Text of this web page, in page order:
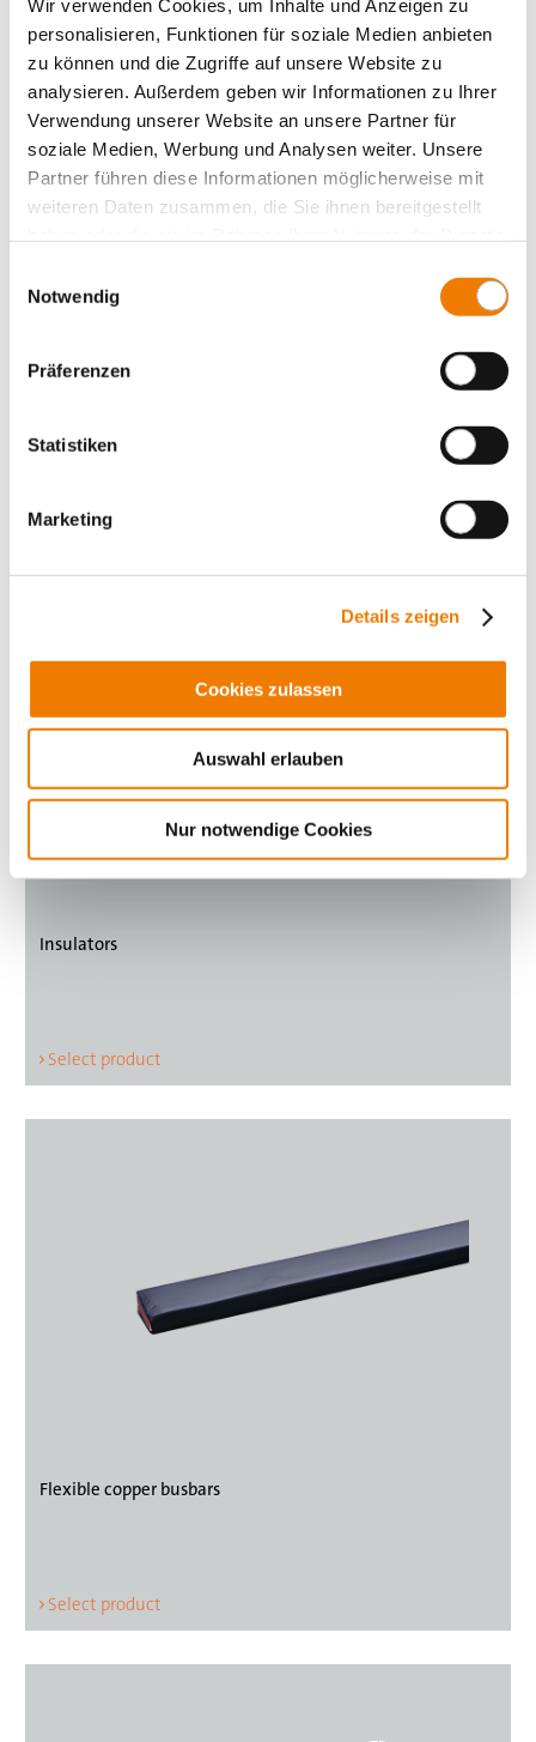
Wir verwenden Cookies, um Inhalte und Anzeigen zu
personalisieren, Funktionen für soziale Medien anbieten
zu können und die Zugriffe auf unsere Website zu
analysieren. Außerdem geben wir Informationen zu Ihrer
Verwendung unserer Website an unsere Partner für
soziale Medien, Werbung und Analysen weiter. Unsere
Partner führen diese Informationen möglicherweise mit
weiteren Daten zusammen, die Sie ihnen bereitgestellt
Notwendig
Präferenzen
Statistiken
Marketing
Details zeigen
Cookies zulassen
Auswahl erlauben
Nur notwendige Cookies
Select product
Insulators
Select product
Flexible copper busbars
Select product